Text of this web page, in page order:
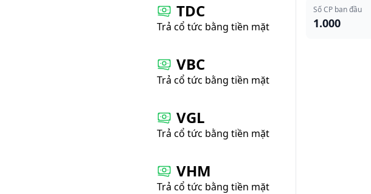
TDC
Trả cổ tức bằng tiền mặt
VBC
Trả cổ tức bằng tiền mặt
VGL
Trả cổ tức bằng tiền mặt
VHM
Trả cổ tức bằng tiền mặt
Số CP ban đầu
1.000